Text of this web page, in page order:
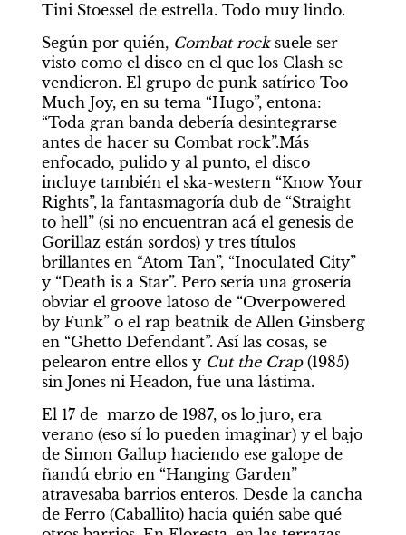
Tini Stoessel de estrella. Todo muy lindo.
Según por quién, Combat rock suele ser
visto como el disco en el que los Clash se
vendieron. El grupo de punk satírico Too
Much Joy, en su tema “Hugo”, entona:
“Toda gran banda debería desintegrarse
antes de hacer su Combat rock”.Más
enfocado, pulido y al punto, el disco
incluye también el ska-western “Know Your
Rights”, la fantasmagoría dub de “Straight
to hell” (si no encuentran acá el genesis de
Gorillaz están sordos) y tres títulos
brillantes en “Atom Tan”, “Inoculated City”
y “Death is a Star”. Pero sería una grosería
obviar el groove latoso de “Overpowered
by Funk” o el rap beatnik de Allen Ginsberg
en “Ghetto Defendant”. Así las cosas, se
pelearon entre ellos y Cut the Crap (1985)
sin Jones ni Headon, fue una lástima.
El 17 de  marzo de 1987, os lo juro, era
verano (eso sí lo pueden imaginar) y el bajo
de Simon Gallup haciendo ese galope de
ñandú ebrio en “Hanging Garden”
atravesaba barrios enteros. Desde la cancha
de Ferro (Caballito) hacia quién sabe qué